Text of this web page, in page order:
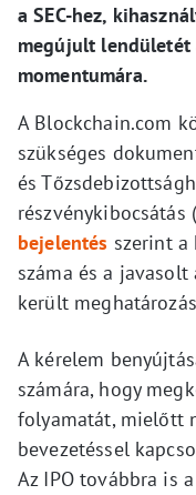
a SEC-hez,
megújult lendületét
momentumára.
A Blockchain.com
szükséges
és
részvénykibocsátás
bejelentés szerint a
száma és a
került
A kérelem
számára, hogy
folyamatát, mielőtt
bevezetéssel
Az IPO továbbra is